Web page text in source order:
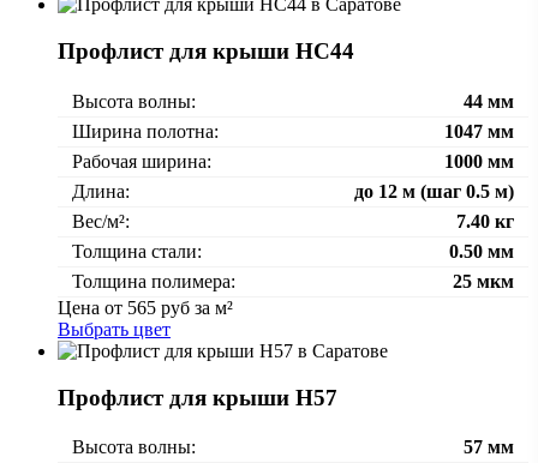
Профлист для крыши НС44
Высота волны:
44 мм
Ширина полотна:
1047 мм
Рабочая ширина:
1000 мм
Длина:
до 12 м (шаг 0.5 м)
Вес/м²:
7.40 кг
Толщина стали:
0.50 мм
Толщина полимера:
25 мкм
Цена от 565 руб за м²
Выбрать цвет
Профлист для крыши Н57
Высота волны:
57 мм